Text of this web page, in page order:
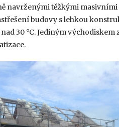
navrženými těžkými
budovy s lehkou
30 °C. Jediným